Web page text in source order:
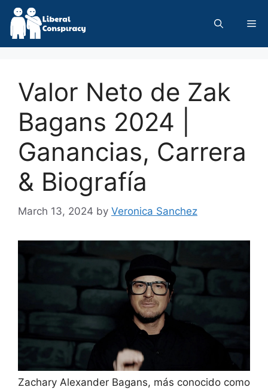
Skip
content
Valor Neto de Zak
Bagans 2024 |
Ganancias, Carrera
& Biografía
March 13, 2024 by Veronica Sanchez
Zachary Alexander Bagans, más conocido como